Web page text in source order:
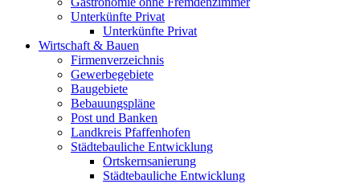
Unterkünfte Privat
Unterkünfte Privat
Wirtschaft & Bauen
Firmenverzeichnis
Gewerbegebiete
Baugebiete
Bebauungspläne
Post und Banken
Landkreis Pfaffenhofen
Städtebauliche Entwicklung
Ortskernsanierung
Städtebauliche Entwicklung